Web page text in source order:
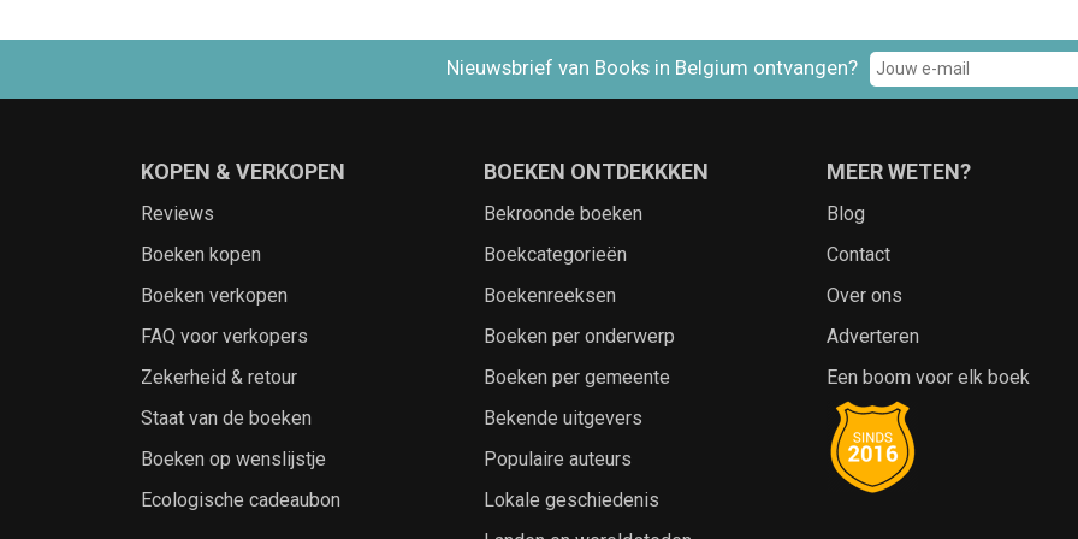
Nieuwsbrief van Books in Belgium ontvangen?
KOPEN & VERKOPEN
Reviews
Boeken kopen
Boeken verkopen
FAQ voor verkopers
Zekerheid & retour
Staat van de boeken
Boeken op wenslijstje
Ecologische cadeaubon
BOEKEN ONTDEKKKEN
Bekroonde boeken
Boekcategorieën
Boekenreeksen
Boeken per onderwerp
Boeken per gemeente
Bekende uitgevers
Populaire auteurs
Lokale geschiedenis
MEER WETEN?
Blog
Contact
Over ons
Adverteren
Een boom voor elk boek